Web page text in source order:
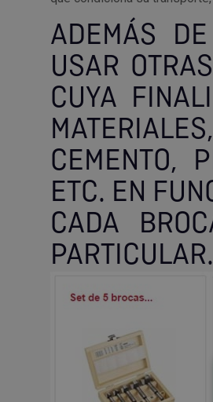
ADEMÁS
USAR
CUYA
CEMENTO,
ETC. EN
CADA
PARTICULAR.